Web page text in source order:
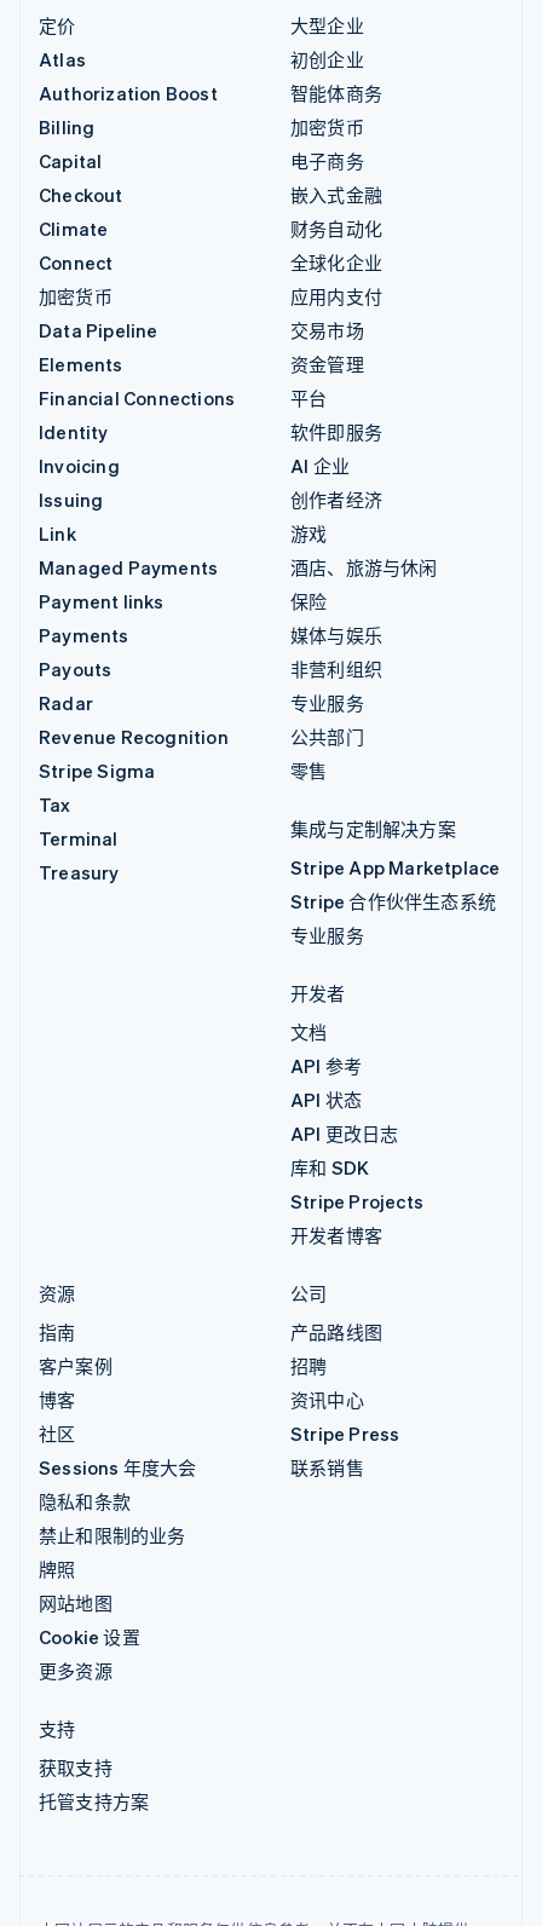
定价
Atlas
Authorization Boost
Billing
Capital
Checkout
Climate
Connect
加密货币
Data Pipeline
Elements
Financial Connections
Identity
Invoicing
Issuing
Link
Managed Payments
Payment links
Payments
Payouts
Radar
Revenue Recognition
Stripe Sigma
Tax
Terminal
Treasury
大型企业
初创企业
智能体商务
加密货币
电子商务
嵌入式金融
财务自动化
全球化企业
应用内支付
交易市场
资金管理
平台
软件即服务
AI 企业
创作者经济
游戏
酒店、旅游与休闲
保险
媒体与娱乐
非营利组织
专业服务
公共部门
零售
集成与定制解决方案
Stripe App Marketplace
Stripe 合作伙伴生态系统
专业服务
开发者
文档
API 参考
API 状态
API 更改日志
库和 SDK
Stripe Projects
开发者博客
资源
指南
客户案例
博客
社区
Sessions 年度大会
隐私和条款
禁止和限制的业务
牌照
网站地图
Cookie 设置
更多资源
公司
产品路线图
招聘
资讯中心
Stripe Press
联系销售
支持
获取支持
托管支持方案